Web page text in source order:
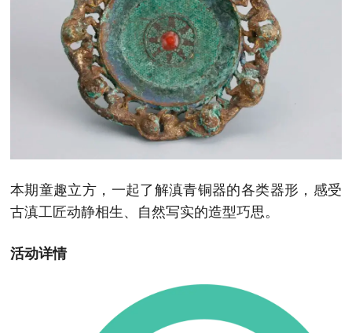
本期童趣立方，一起了解滇青铜器的各类器形，感受
古滇工匠动静相生、自然写实的造型巧思。
活动详情